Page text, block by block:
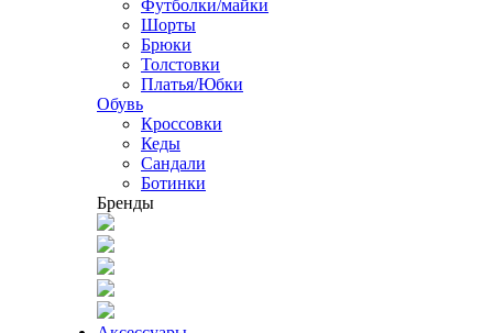
Футболки/майки
Шорты
Брюки
Толстовки
Платья/Юбки
Обувь
Кроссовки
Кеды
Сандали
Ботинки
Бренды